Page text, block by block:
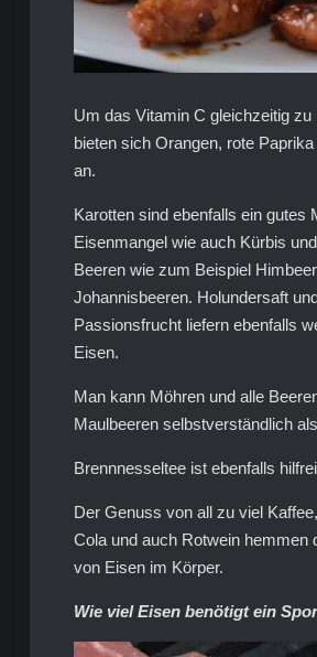
Um das Vitamin C gleichzeitig zu
bieten sich Orangen, rote
an.
Karotten sind ebenfalls ein gutes
Eisenmangel wie auch Kürbis
Beeren wie zum Beispiel
Johannisbeeren. Holundersaft
Passionsfrucht liefern ebenfalls
Eisen.
Man kann Möhren und alle
Maulbeeren selbstverständlich
Brennnesseltee ist ebenfalls
Der Genuss von all zu viel
Cola und auch Rotwein hemmen
von Eisen im Körper.
Wie viel Eisen benötigt ein